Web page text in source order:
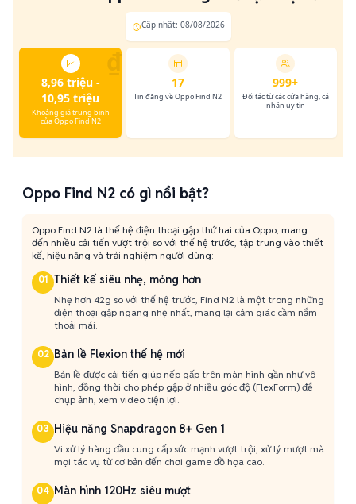
Cập nhật: 08/08/2026
₫
8,96 triệu -
10,95 triệu
Khoảng giá trung bình
của Oppo Find N2
17
Tin đăng về Oppo Find N2
999+
Đối tác từ các cửa hàng, cá
nhân uy tín
Oppo Find N2 có gì nổi bật?
Oppo Find N2 là thế hệ điện thoại gập thứ hai của Oppo, mang
đến nhiều cải tiến vượt trội so với thế hệ trước, tập trung vào thiết
kế, hiệu năng và trải nghiệm người dùng:
01 Thiết kế siêu nhẹ, mỏng hơn
Nhẹ hơn 42g so với thế hệ trước, Find N2 là một trong những
điện thoại gập ngang nhẹ nhất, mang lại cảm giác cầm nắm
thoải mái.
02 Bản lề Flexion thế hệ mới
Bản lề được cải tiến giúp nếp gấp trên màn hình gần như vô
hình, đồng thời cho phép gập ở nhiều góc độ (FlexForm) để
chụp ảnh, xem video tiện lợi.
03 Hiệu năng Snapdragon 8+ Gen 1
Vi xử lý hàng đầu cung cấp sức mạnh vượt trội, xử lý mượt mà
mọi tác vụ từ cơ bản đến chơi game đồ họa cao.
04 Màn hình 120Hz siêu mượt